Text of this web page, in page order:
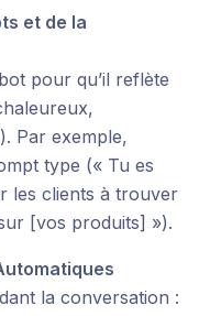
et de la
pour qu’il reflète
Par exemple,
type (« Tu es
les clients à trouver
[vos produits] »).
la conversation :